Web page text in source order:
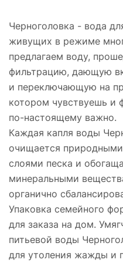
Черноголовка - вода
живущих в режиме
предлагаем воду,
фильтрацию, дающую
и переключающую на
котором чувствуешь и
по-настоящему важно.
Каждая капля воды
очищается
слоями песка и
минеральными
органично
Упаковка семейного
для заказа на дом.
питьевой воды
для утоления жажды и